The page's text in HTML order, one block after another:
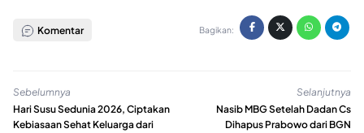
Komentar Bagikan:
Sebelumnya
Hari Susu Sedunia 2026, Ciptakan
Kebiasaan Sehat Keluarga dari
Selanjutnya
Nasib MBG Setelah Dadan Cs
Dihapus Prabowo dari BGN